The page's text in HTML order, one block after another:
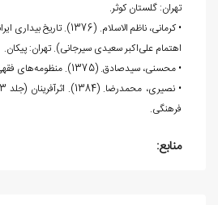
تهران: گلستان کوثر.
اهتمام علی‌اکبر سعیدی سیرجانی). تهران: پیکان.
• محسنی، سیدصادق. (1375). منظومه‌های فقهی. آینه پژوهش، 38، 97-89.
فرهنگی.
منابع: